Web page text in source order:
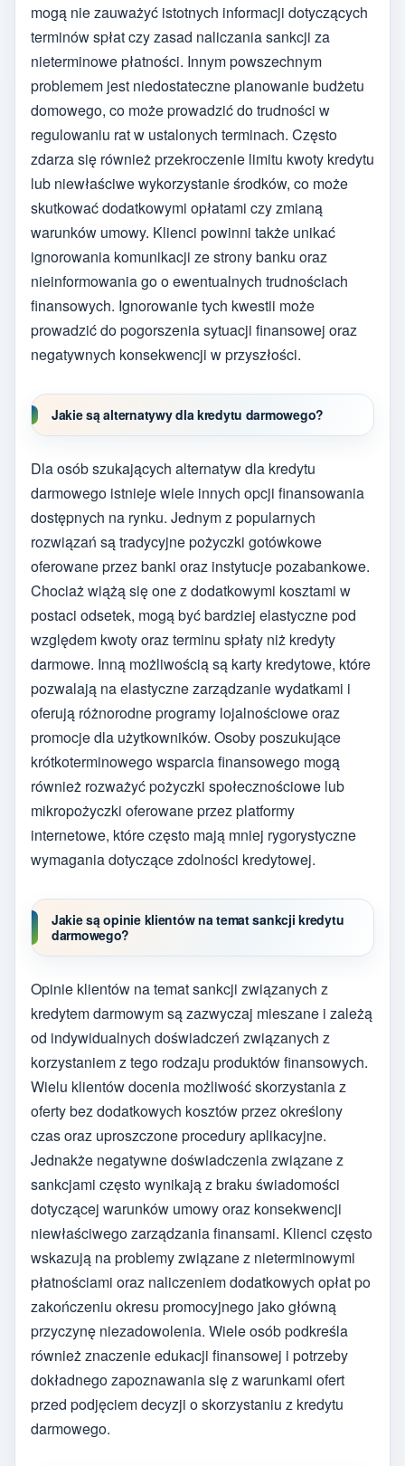
mogą nie zauważyć istotnych informacji dotyczących
terminów spłat czy zasad naliczania sankcji za
nieterminowe płatności. Innym powszechnym
problemem jest niedostateczne planowanie budżetu
domowego, co może prowadzić do trudności w
regulowaniu rat w ustalonych terminach. Często
zdarza się również przekroczenie limitu kwoty kredytu
lub niewłaściwe wykorzystanie środków, co może
skutkować dodatkowymi opłatami czy zmianą
warunków umowy. Klienci powinni także unikać
ignorowania komunikacji ze strony banku oraz
nieinformowania go o ewentualnych trudnościach
finansowych. Ignorowanie tych kwestii może
prowadzić do pogorszenia sytuacji finansowej oraz
negatywnych konsekwencji w przyszłości.
Jakie są alternatywy dla kredytu darmowego?
Dla osób szukających alternatyw dla kredytu
darmowego istnieje wiele innych opcji finansowania
dostępnych na rynku. Jednym z popularnych
rozwiązań są tradycyjne pożyczki gotówkowe
oferowane przez banki oraz instytucje pozabankowe.
Chociaż wiążą się one z dodatkowymi kosztami w
postaci odsetek, mogą być bardziej elastyczne pod
względem kwoty oraz terminu spłaty niż kredyty
darmowe. Inną możliwością są karty kredytowe, które
pozwalają na elastyczne zarządzanie wydatkami i
oferują różnorodne programy lojalnościowe oraz
promocje dla użytkowników. Osoby poszukujące
krótkoterminowego wsparcia finansowego mogą
również rozważyć pożyczki społecznościowe lub
mikropożyczki oferowane przez platformy
internetowe, które często mają mniej rygorystyczne
wymagania dotyczące zdolności kredytowej.
Jakie są opinie klientów na temat sankcji kredytu
darmowego?
Opinie klientów na temat sankcji związanych z
kredytem darmowym są zazwyczaj mieszane i zależą
od indywidualnych doświadczeń związanych z
korzystaniem z tego rodzaju produktów finansowych.
Wielu klientów docenia możliwość skorzystania z
oferty bez dodatkowych kosztów przez określony
czas oraz uproszczone procedury aplikacyjne.
Jednakże negatywne doświadczenia związane z
sankcjami często wynikają z braku świadomości
dotyczącej warunków umowy oraz konsekwencji
niewłaściwego zarządzania finansami. Klienci często
wskazują na problemy związane z nieterminowymi
płatnościami oraz naliczeniem dodatkowych opłat po
zakończeniu okresu promocyjnego jako główną
przyczynę niezadowolenia. Wiele osób podkreśla
również znaczenie edukacji finansowej i potrzeby
dokładnego zapoznawania się z warunkami ofert
przed podjęciem decyzji o skorzystaniu z kredytu
darmowego.